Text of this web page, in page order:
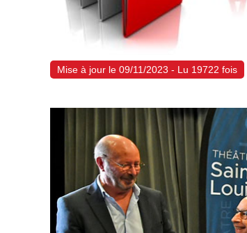
Mise à jour le 09/11/2023 - Lu 19722 fois